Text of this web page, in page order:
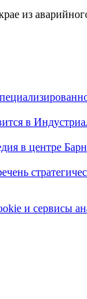
из
в
в центре
и сервисы